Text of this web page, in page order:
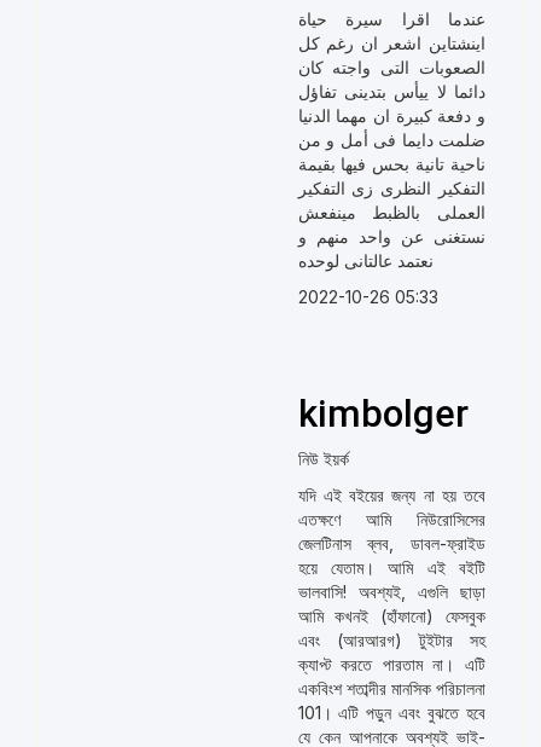
عندما اقرا سيرة حياة
اينشتاين اشعر ان رغم كل
الصعوبات التى واجته كان
دائما لا ييأس بتدينى تفاؤل
و دفعة كبيرة ان مهما الدنيا
ضلمت دايما فى أمل و من
ناحية تانية بحس فيها بقيمة
التفكير النظرى زى التفكير
العملى بالظبط مينفعش
نستغنى عن واحد منهم و
نعتمد عالتانى لوحده
2022-10-26 05:33
kimbolger
নিউ ইয়র্ক
যদি এই বইয়ের জন্য না হয় তবে
এতক্ষণে আমি নিউরোসিসের
জেলটিনাস ব্লব, ডাবল-ফ্রাইড
হয়ে যেতাম। আমি এই বইটি
ভালবাসি! অবশ্যই, এগুলি ছাড়া
আমি কখনই (হাঁফানো) ফেসবুক
এবং (আরআরগ) টুইটার সহ
ক্যাপ্ট করতে পারতাম না। এটি
একবিংশ শতাব্দীর মানসিক পরিচালনা
101। এটি পড়ুন এবং বুঝতে হবে
যে কেন আপনাকে অবশ্যই ভাই-